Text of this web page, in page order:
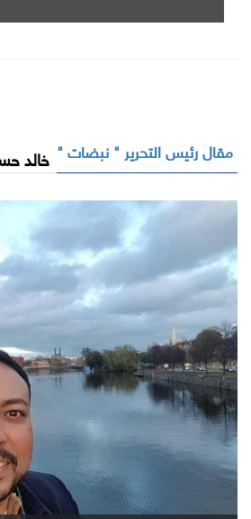
مقال رئيس التحرير " نبضات " خالد